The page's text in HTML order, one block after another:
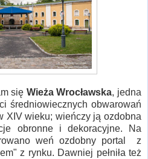
się Wieża Wrocławska, jedna
średniowiecznych obwarowań
XIV wieku; wieńczy ją ozdobna
obronne i dekoracyjne. Na
weń ozdobny portal z
z rynku. Dawniej pełniła też